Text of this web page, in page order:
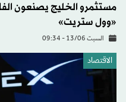
مستثمرو الخليج يصنعون
«وول ستريت»
السبت 13/06 - 09:34
الاقتصاد